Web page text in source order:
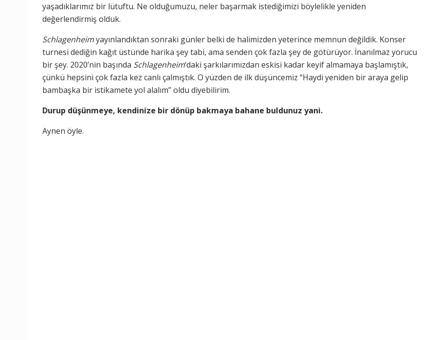
yaşadıklarımız bir lütuftu. Ne olduğumuzu, neler başarmak istediğimizi böylelikle yeniden
değerlendirmiş olduk.
Schlagenheimyayınlandıktan sonraki günler belki de halimizden yeterince memnun değildik. Konser
turnesi dediğin kağıt üstünde harika şey tabi, ama senden çok fazla şey de götürüyor. İnanılmaz yorucu
bir şey. 2020’nin başında Schlagenheim‘daki şarkılarımızdan eskisi kadar keyif almamaya başlamıştık,
çünkü hepsini çok fazla kez canlı çalmıştık. O yüzden de ilk düşüncemiz “Haydi yeniden bir araya gelip
bambaşka bir istikamete yol alalım” oldu diyebilirim.
Durup düşünmeye, kendinize bir dönüp bakmaya bahane buldunuz yani.
Aynen öyle.